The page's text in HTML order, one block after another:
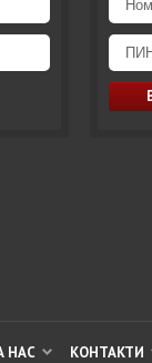
НАС КОНТАКТИ